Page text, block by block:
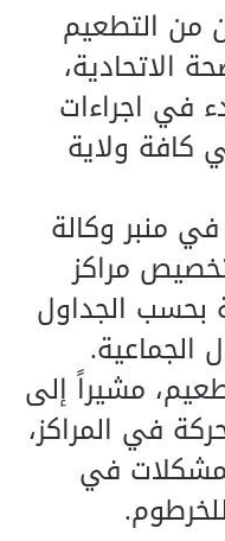
من التطعيم
الاتحادية،
في اجراءات
كافة ولاية
منبر وكالة
مراكز
بحسب الجداول
الجماعية.
مشيراً إلى
في المراكز،
في